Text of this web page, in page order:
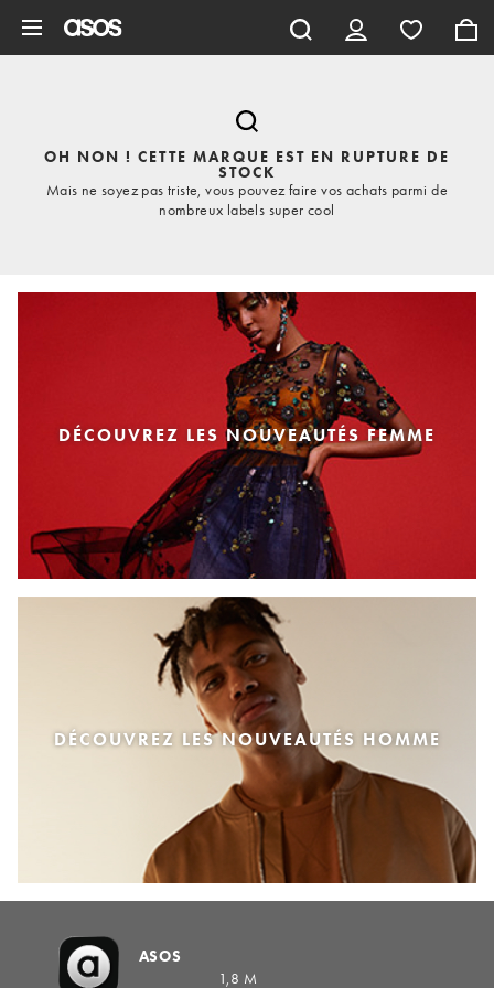
OH NON ! CETTE MARQUE EST EN RUPTURE DE
STOCK
Mais ne soyez pas triste, vous pouvez faire vos achats parmi de
nombreux labels super cool
DÉCOUVREZ LES NOUVEAUTÉS FEMME
DÉCOUVREZ LES NOUVEAUTÉS HOMME
ASOS
1,8 M